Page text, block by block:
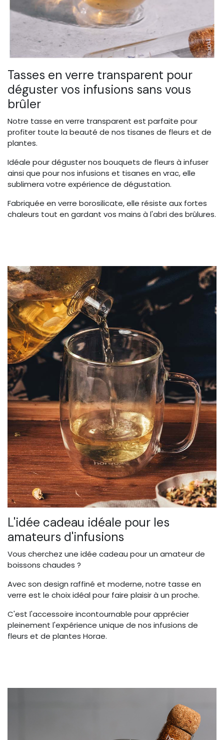
Tasses en verre transparent pour
déguster vos infusions sans vous
brûler
Notre tasse en verre transparent est parfaite pour
profiter toute la beauté de nos tisanes de fleurs et de
plantes.
Idéale pour déguster nos bouquets de fleurs à infuser
ainsi que pour nos infusions et tisanes en vrac, elle
sublimera votre expérience de dégustation.
Fabriquée en verre borosilicate, elle résiste aux fortes
chaleurs tout en gardant vos mains à l'abri des brûlures.
L'idée cadeau idéale pour les
amateurs d'infusions
Vous cherchez une idée cadeau pour un amateur de
boissons chaudes ?
Avec son design raffiné et moderne, notre tasse en
verre est le choix idéal pour faire plaisir à un proche.
C'est l'accessoire incontournable pour apprécier
pleinement l'expérience unique de nos infusions de
fleurs et de plantes Horae.